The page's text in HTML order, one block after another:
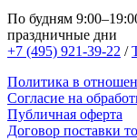
По будням
праздничные дни
+7 (495) 921-39-22 /
Политика в
Согласие на
Публичная оферта
Договор поставки